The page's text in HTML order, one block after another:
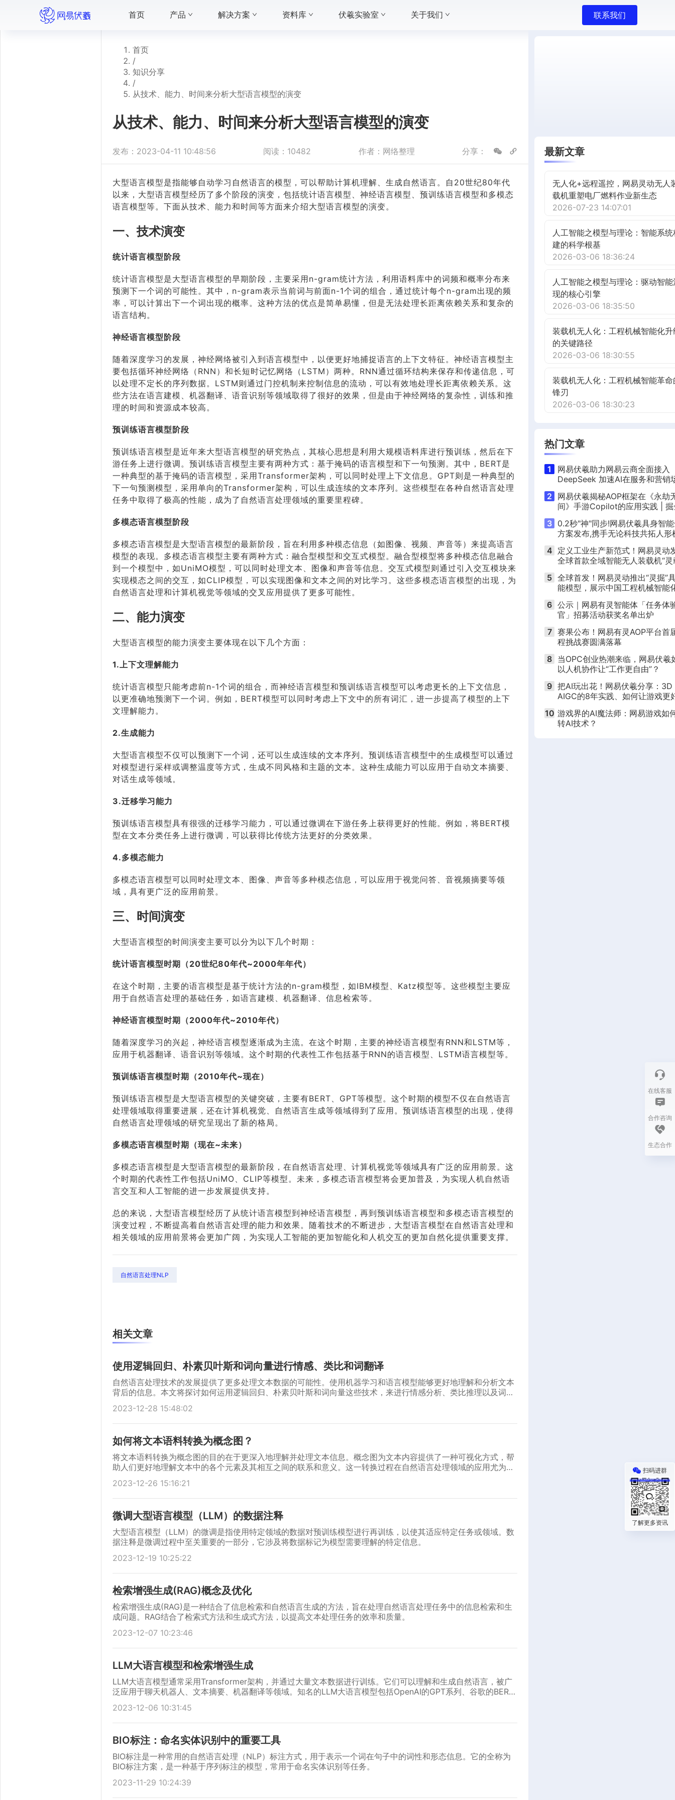
首页 产品 解决方案 资料库 伏羲实验室 关于我们 联系我们
首页
/
知识分享
/
从技术、能力、时间来分析大型语言模型的演变
从技术、能力、时间来分析大型语言模型的演变
发布： 2023-04-11 10:48:56 阅读： 10482 作者： 网络整理 分享：
大型语言模型是指能够自动学习自然语言的模型，可以帮助计算机理解、生成自然语言。自20世纪80年代
以来，大型语言模型经历了多个阶段的演变，包括统计语言模型、神经语言模型、预训练语言模型和多模态
语言模型等。下面从技术、能力和时间等方面来介绍大型语言模型的演变。
一、技术演变
统计语言模型阶段
统计语言模型是大型语言模型的早期阶段，主要采用n-gram统计方法，利用语料库中的词频和概率分布来
预测下一个词的可能性。其中，n-gram表示当前词与前面n-1个词的组合，通过统计每个n-gram出现的频
率，可以计算出下一个词出现的概率。这种方法的优点是简单易懂，但是无法处理长距离依赖关系和复杂的
语言结构。
神经语言模型阶段
随着深度学习的发展，神经网络被引入到语言模型中，以便更好地捕捉语言的上下文特征。神经语言模型主
要包括循环神经网络（RNN）和长短时记忆网络（LSTM）两种。RNN通过循环结构来保存和传递信息，可
以处理不定长的序列数据。LSTM则通过门控机制来控制信息的流动，可以有效地处理长距离依赖关系。这
些方法在语言建模、机器翻译、语音识别等领域取得了很好的效果，但是由于神经网络的复杂性，训练和推
理的时间和资源成本较高。
预训练语言模型阶段
预训练语言模型是近年来大型语言模型的研究热点，其核心思想是利用大规模语料库进行预训练，然后在下
游任务上进行微调。预训练语言模型主要有两种方式：基于掩码的语言模型和下一句预测。其中，BERT是
一种典型的基于掩码的语言模型，采用Transformer架构，可以同时处理上下文信息。GPT则是一种典型的
下一句预测模型，采用单向的Transformer架构，可以生成连续的文本序列。这些模型在各种自然语言处理
任务中取得了极高的性能，成为了自然语言处理领域的重要里程碑。
多模态语言模型阶段
多模态语言模型是大型语言模型的最新阶段，旨在利用多种模态信息（如图像、视频、声音等）来提高语言
模型的表现。多模态语言模型主要有两种方式：融合型模型和交互式模型。融合型模型将多种模态信息融合
到一个模型中，如UniMO模型，可以同时处理文本、图像和声音等信息。交互式模型则通过引入交互模块来
实现模态之间的交互，如CLIP模型，可以实现图像和文本之间的对比学习。这些多模态语言模型的出现，为
自然语言处理和计算机视觉等领域的交叉应用提供了更多可能性。
二、能力演变
大型语言模型的能力演变主要体现在以下几个方面：
1.上下文理解能力
统计语言模型只能考虑前n-1个词的组合，而神经语言模型和预训练语言模型可以考虑更长的上下文信息，
以更准确地预测下一个词。例如，BERT模型可以同时考虑上下文中的所有词汇，进一步提高了模型的上下
文理解能力。
2.生成能力
大型语言模型不仅可以预测下一个词，还可以生成连续的文本序列。预训练语言模型中的生成模型可以通过
对模型进行采样或调整温度等方式，生成不同风格和主题的文本。这种生成能力可以应用于自动文本摘要、
对话生成等领域。
3.迁移学习能力
预训练语言模型具有很强的迁移学习能力，可以通过微调在下游任务上获得更好的性能。例如，将BERT模
型在文本分类任务上进行微调，可以获得比传统方法更好的分类效果。
4.多模态能力
多模态语言模型可以同时处理文本、图像、声音等多种模态信息，可以应用于视觉问答、音视频摘要等领
域，具有更广泛的应用前景。
三、时间演变
大型语言模型的时间演变主要可以分为以下几个时期：
统计语言模型时期（20世纪80年代~2000年年代）
在这个时期，主要的语言模型是基于统计方法的n-gram模型，如IBM模型、Katz模型等。这些模型主要应
用于自然语言处理的基础任务，如语言建模、机器翻译、信息检索等。
神经语言模型时期（2000年代~2010年代）
随着深度学习的兴起，神经语言模型逐渐成为主流。在这个时期，主要的神经语言模型有RNN和LSTM等，
应用于机器翻译、语音识别等领域。这个时期的代表性工作包括基于RNN的语言模型、LSTM语言模型等。
预训练语言模型时期（2010年代~现在）
预训练语言模型是大型语言模型的关键突破，主要有BERT、GPT等模型。这个时期的模型不仅在自然语言
处理领域取得重要进展，还在计算机视觉、自然语言生成等领域得到了应用。预训练语言模型的出现，使得
自然语言处理领域的研究呈现出了新的格局。
多模态语言模型时期（现在~未来）
多模态语言模型是大型语言模型的最新阶段，在自然语言处理、计算机视觉等领域具有广泛的应用前景。这
个时期的代表性工作包括UniMO、CLIP等模型。未来，多模态语言模型将会更加普及，为实现人机自然语
言交互和人工智能的进一步发展提供支持。
总的来说，大型语言模型经历了从统计语言模型到神经语言模型，再到预训练语言模型和多模态语言模型的
演变过程，不断提高着自然语言处理的能力和效果。随着技术的不断进步，大型语言模型在自然语言处理和
相关领域的应用前景将会更加广阔，为实现人工智能的更加智能化和人机交互的更加自然化提供重要支撑。
自然语言处理NLP
相关文章
使用逻辑回归、朴素贝叶斯和词向量进行情感、类比和词翻译
自然语言处理技术的发展提供了更多处理文本数据的可能性。使用机器学习和语言模型能够更好地理解和分析文本
背后的信息。本文将探讨如何运用逻辑回归、朴素贝叶斯和词向量这些技术，来进行情感分析、类比推理以及词语
2023-12-28 15:48:02
如何将文本语料转换为概念图？
将文本语料转换为概念图的目的在于更深入地理解并处理文本信息。概念图为文本内容提供了一种可视化方式，帮
助人们更好地理解文本中的各个元素及其相互之间的联系和意义。这一转换过程在自然语言处理领域的应用尤为广
2023-12-26 15:16:21
微调大型语言模型（LLM）的数据注释
大型语言模型（LLM）的微调是指使用特定领域的数据对预训练模型进行再训练，以使其适应特定任务或领域。数
据注释是微调过程中至关重要的一部分，它涉及将数据标记为模型需要理解的特定信息。
2023-12-19 10:25:22
检索增强生成(RAG)概念及优化
检索增强生成(RAG)是一种结合了信息检索和自然语言生成的方法，旨在处理自然语言处理任务中的信息检索和生
成问题。RAG结合了检索式方法和生成式方法，以提高文本处理任务的效率和质量。
2023-12-07 10:23:46
LLM大语言模型和检索增强生成
LLM大语言模型通常采用Transformer架构，并通过大量文本数据进行训练。它们可以理解和生成自然语言，被广
泛应用于聊天机器人、文本摘要、机器翻译等领域。知名的LLM大语言模型包括OpenAI的GPT系列、谷歌的BERT
2023-12-06 10:31:45
BIO标注：命名实体识别中的重要工具
BIO标注是一种常用的自然语言处理（NLP）标注方式，用于表示一个词在句子中的词性和形态信息。它的全称为
BIO标注方案，是一种基于序列标注的模型，常用于命名实体识别等任务。
2023-11-29 10:24:39
最新文章
无人化+远程遥控，网易灵动无人
载机重塑电厂燃料作业新生态
2026-07-23 14:07:01
人工智能之模型与理论：智能系统
建的科学根基
2026-03-06 18:36:24
人工智能之模型与理论：驱动智能
现的核心引擎
2026-03-06 18:35:50
装载机无人化：工程机械智能化升
的关键路径
2026-03-06 18:30:55
装载机无人化：工程机械智能革命
锋刃
2026-03-06 18:30:23
热门文章
1
网易伏羲助力网易云商全面接入
DeepSeek 加速AI在服务和营销
2
网易伏羲揭秘AOP框架在《永劫
间》手游Copilot的应用实践 | 掘
3 0.2秒"神"同步!网易伏羲具身智
方案发布,携手无论科技共拓人形
4 定义工业生产新范式！网易灵动
全球首款全域智能无人装载机“灵
5 全球首发！网易灵动推出“灵掘”
能模型，展示中国工程机械智能
6 公示｜网易有灵智能体「任务体
官」招募活动获奖名单出炉
7 赛果公布！网易有灵AOP平台首
程挑战赛圆满落幕
8 当OPC创业热潮来临，网易伏羲
以人机协作让“工作更自由”？
9 把AI玩出花！网易伏羲分享：3D
AIGC的8年实践、如何让游戏更
10 游戏界的AI魔法师：网易游戏如
转AI技术？
在线客服
合作咨询
生态合作
扫码进群
了解更多资讯